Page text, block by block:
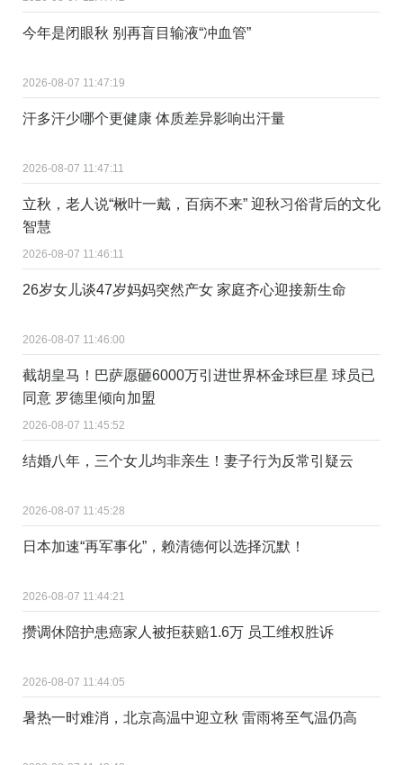
今年是闭眼秋 别再盲目输液“冲血管”
2026-08-07 11:47:19
汗多汗少哪个更健康 体质差异影响出汗量
2026-08-07 11:47:11
立秋，老人说“楸叶一戴，百病不来” 迎秋习俗背后的文化
智慧
2026-08-07 11:46:11
26岁女儿谈47岁妈妈突然产女 家庭齐心迎接新生命
2026-08-07 11:46:00
截胡皇马！巴萨愿砸6000万引进世界杯金球巨星 球员已
同意 罗德里倾向加盟
2026-08-07 11:45:52
结婚八年，三个女儿均非亲生！妻子行为反常引疑云
2026-08-07 11:45:28
日本加速“再军事化”，赖清德何以选择沉默！
2026-08-07 11:44:21
攒调休陪护患癌家人被拒获赔1.6万 员工维权胜诉
2026-08-07 11:44:05
暑热一时难消，北京高温中迎立秋 雷雨将至气温仍高